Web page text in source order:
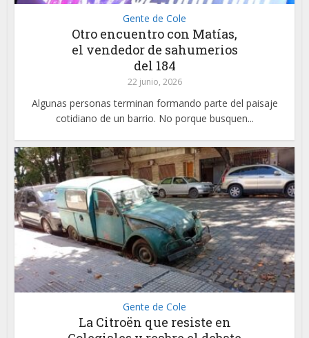
Gente de Cole
Otro encuentro con Matías,
el vendedor de sahumerios
del 184
22 junio, 2026
Algunas personas terminan formando parte del paisaje
cotidiano de un barrio. No porque busquen...
Gente de Cole
La Citroën que resiste en